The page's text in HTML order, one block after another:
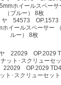
ヤ 54573 OP.1573
ホイールスペーサー
ルー） 8枚
22029 OP.2029
ト･スクリューセット